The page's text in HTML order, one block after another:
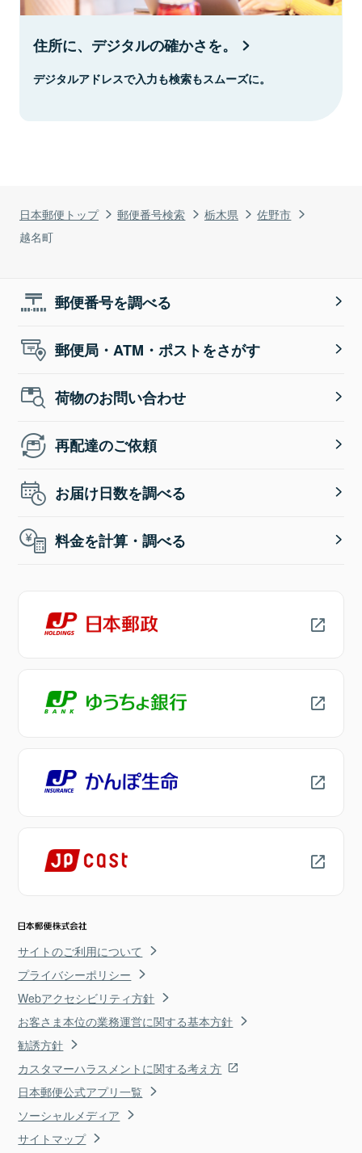
日本郵便トップ 郵便番号検索 栃木県
佐野市
越名町
住所に、デジタルの確かさを。
デジタルアドレスで入力も検索もスムーズに。
郵便番号を調べる
郵便局・ATM・ポストをさがす
荷物のお問い合わせ
再配達のご依頼
お届け日数を調べる
料金を計算・調べる
サイトのご利用について
プライバシーポリシー
Webアクセシビリティ方針
お客さま本位の業務運営に関する基本方針
勧誘方針
カスタマーハラスメントに関する考え方
日本郵便公式アプリ一覧
ソーシャルメディア
サイトマップ